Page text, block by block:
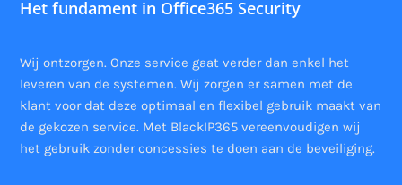
Het fundament in Office365 Security
Wij ontzorgen. Onze service gaat verder dan enkel het
leveren van de systemen. Wij zorgen er samen met de
klant voor dat deze optimaal en flexibel gebruik maakt van
de gekozen service. Met BlackIP365 vereenvoudigen wij
het gebruik zonder concessies te doen aan de beveiliging.